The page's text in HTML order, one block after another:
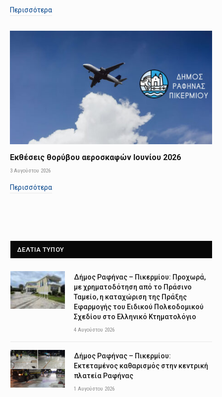
Περισσότερα
Εκθέσεις θορύβου αεροσκαφών Ιουνίου 2026
3 Αυγούστου 2026
Περισσότερα
ΔΕΛΤΙΑ ΤΥΠΟΥ
Δήμος Ραφήνας – Πικερμίου: Προχωρά,
με χρηματοδότηση από το Πράσινο
Ταμείο, η καταχώριση της Πράξης
Εφαρμογής του Ειδικού Πολεοδομικού
Σχεδίου στο Ελληνικό Κτηματολόγιο
4 Αυγούστου 2026
Δήμος Ραφήνας – Πικερμίου:
Εκτεταμένος καθαρισμός στην κεντρική
πλατεία Ραφήνας
1 Αυγούστου 2026